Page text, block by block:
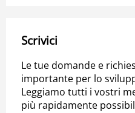
Scrivici
Le tue domande e
importante per lo
Leggiamo tutti i vostri
più rapidamente